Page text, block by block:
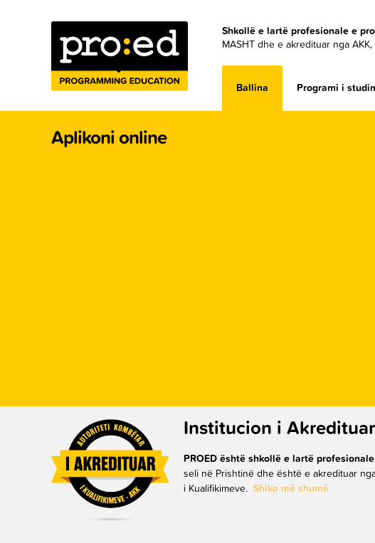
Shkollë e lartë profesionale e
MASHT dhe e akredituar nga
Ballina Programi i
Aplikoni online
Institucion i Akredituar
PROED është shkollë e lartë
seli në Prishtinë dhe është e akredituar
i Kualifikimeve.Shiko më shumë